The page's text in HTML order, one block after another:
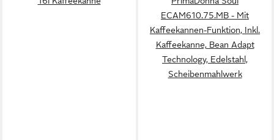
ECAM610.75.MB - Mit
Kaffeekannen-Funktion, Inkl.
Kaffeekanne, Bean Adapt
Technology, Edelstahl,
Scheibenmahlwerk